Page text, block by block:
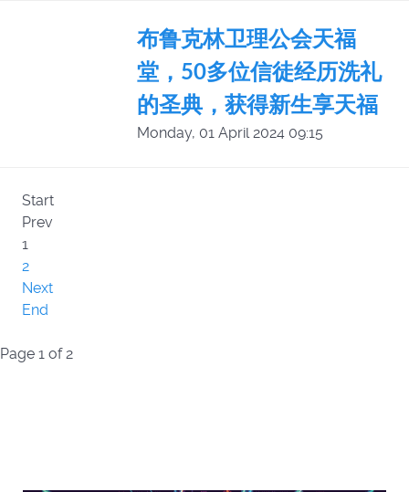
布鲁克林卫理公会天福
堂，50多位信徒经历洗礼
的圣典，获得新生享天福
Monday, 01 April 2024 09:15
Start
Prev
1
2
Next
End
Page 1 of 2